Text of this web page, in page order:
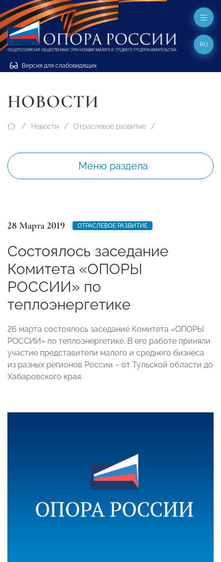
Версия для слабовидящих
RU
НОВОСТИ
Новости Отраслевое развитие
Меню раздела
28 Марта 2019 ОТРАСЛЕВОЕ РАЗВИТИЕ
Состоялось заседание
Комитета «ОПОРЫ
РОССИИ» по
теплоэнергетике
26 марта состоялось заседание Комитета «ОПОРЫ
РОССИИ» по теплоэнергетике. В его работе приняли
участие представители малого и среднего бизнеса
из разных регионов России – от Тульской области до
Хабаровского края.